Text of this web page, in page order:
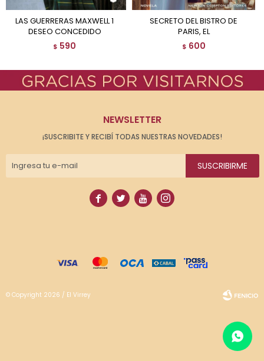
LAS GUERRERAS MAXWELL 1
DESEO CONCEDIDO
$ 590
SECRETO DEL BISTRO DE
PARIS, EL
$ 600
NEWSLETTER
¡SUSCRIBITE Y RECIBÍ TODAS NUESTRAS NOVEDADES!
SUSCRIBIRME
   
© Copyright 2026 / El Virrey